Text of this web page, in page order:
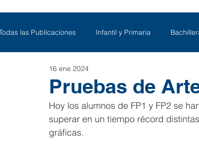
las Publicaciones Infantil y Primaria
Pruebas de
16 ene 2024
Hoy los alumnos de FP1 y FP2 se
superar en un tiempo récord
gráficas.